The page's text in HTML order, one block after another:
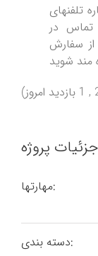
تلفنهای
تماس در
سفارش
جزئیات پروژه
مهارتها:
دسته بندی: